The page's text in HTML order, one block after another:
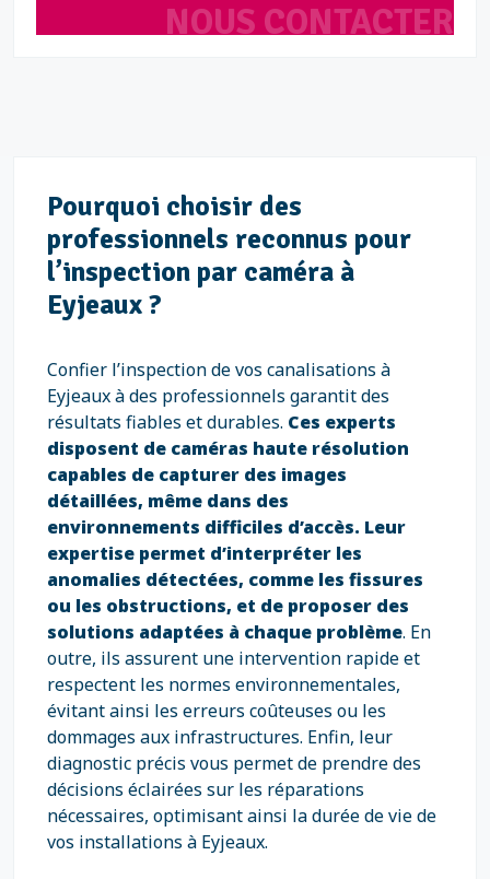
NOUS CONTACTER
Pourquoi choisir des
professionnels reconnus pour
l’inspection par caméra à
Eyjeaux ?
Confier l’inspection de vos canalisations à
Eyjeaux à des professionnels garantit des
résultats fiables et durables. Ces experts
disposent de caméras haute résolution
capables de capturer des images
détaillées, même dans des
environnements difficiles d’accès. Leur
expertise permet d’interpréter les
anomalies détectées, comme les fissures
ou les obstructions, et de proposer des
solutions adaptées à chaque problème. En
outre, ils assurent une intervention rapide et
respectent les normes environnementales,
évitant ainsi les erreurs coûteuses ou les
dommages aux infrastructures. Enfin, leur
diagnostic précis vous permet de prendre des
décisions éclairées sur les réparations
nécessaires, optimisant ainsi la durée de vie de
vos installations à Eyjeaux.